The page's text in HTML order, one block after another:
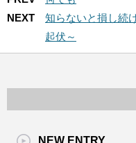
NEXT
知らないと損し続
起伏～
NEW ENTRY